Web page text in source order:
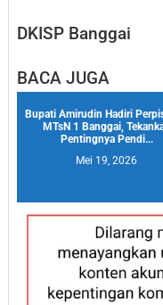
DKISP Banggai
BACA JUGA
Bupati Amirudin Hadiri
MTsN 1 Banggai,
Pentingnya Pendi...
Mei 19, 2026